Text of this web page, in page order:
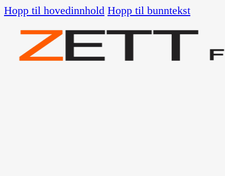
Hopp til hovedinnhold Hopp til bunntekst